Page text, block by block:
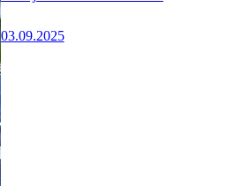
03.09.2025